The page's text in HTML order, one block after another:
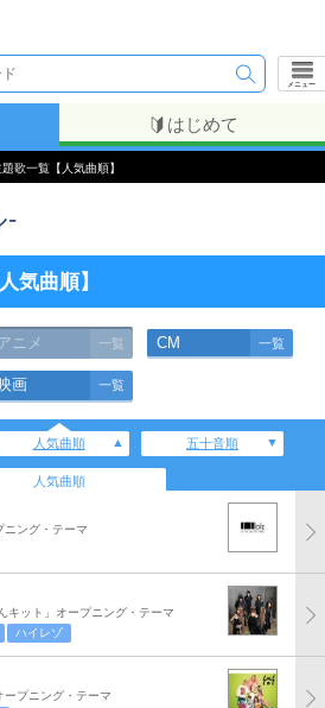
メニュー
はじめて
歌一覧【人気曲順】
-
気曲順】
ニメ 一覧 CM 一覧
画 一覧
人気曲順 五十音順
人気曲順
ニング・テーマ
キット」オープニング・テーマ
ハイレゾ
プニング・テーマ